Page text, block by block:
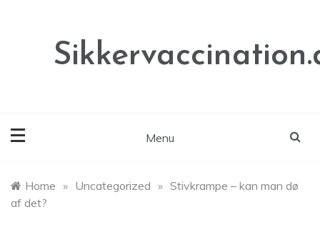
Menu
Home » Uncategorized » Stivkrampe – kan man dø
af det?